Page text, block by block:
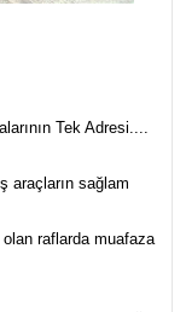
Tek Adresi....
araçların sağlam
raflarda muafaza